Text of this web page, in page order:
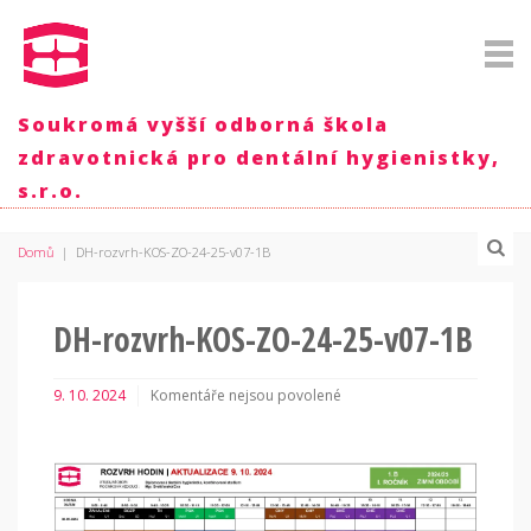
Soukromá vyšší odborná škola
zdravotnická pro dentální hygienistky,
s.r.o.
Domů | DH-rozvrh-KOS-ZO-24-25-v07-1B
DH-rozvrh-KOS-ZO-24-25-v07-1B
9. 10. 2024
Komentáře nejsou povolené
názvem
DH-
rozvrh-